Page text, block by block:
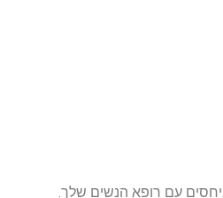
עם רופא הנשים שלך.